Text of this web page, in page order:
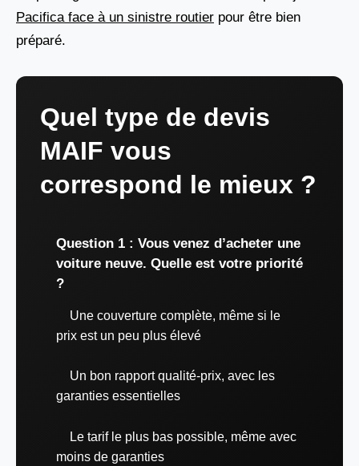
Pacifica face à un sinistre routier pour être bien
préparé.
Quel type de devis
MAIF vous
correspond le mieux ?
Question 1 : Vous venez d’acheter une
voiture neuve. Quelle est votre priorité
?
Une couverture complète, même si le
prix est un peu plus élevé
Un bon rapport qualité-prix, avec les
garanties essentielles
Le tarif le plus bas possible, même avec
moins de garanties